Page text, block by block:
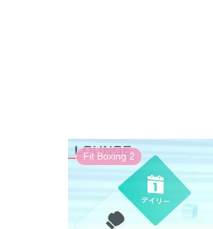
Fit Boxing 2